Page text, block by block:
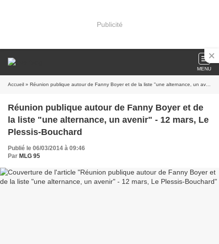
Publicité
MENU
Accueil » Réunion publique autour de Fanny Boyer et de la liste "une alternance, un avenir" - 12 mars, Le Plessis-Bouchard
Réunion publique autour de Fanny Boyer et de
la liste "une alternance, un avenir" - 12 mars, Le
Plessis-Bouchard
Publié le 06/03/2014 à 09:46
Par MLG 95